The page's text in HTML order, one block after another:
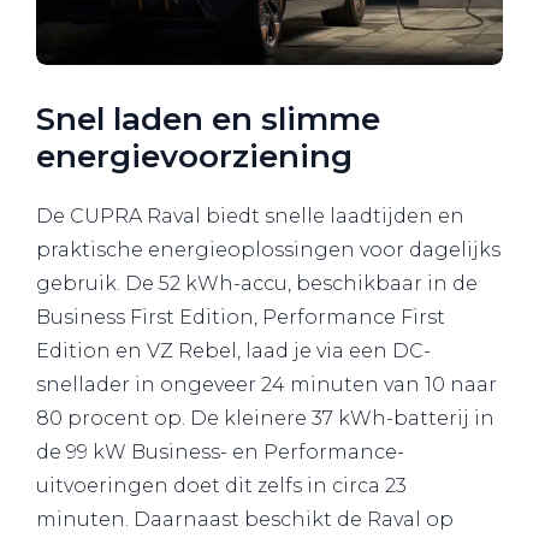
Snel laden en slimme
energievoorziening
De CUPRA Raval biedt snelle laadtijden en
praktische energieoplossingen voor dagelijks
gebruik. De 52 kWh-accu, beschikbaar in de
Business First Edition, Performance First
Edition en VZ Rebel, laad je via een DC-
snellader in ongeveer 24 minuten van 10 naar
80 procent op. De kleinere 37 kWh-batterij in
de 99 kW Business- en Performance-
uitvoeringen doet dit zelfs in circa 23
minuten. Daarnaast beschikt de Raval op